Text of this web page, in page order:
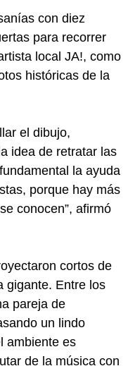
con diez
para recorrer
local JA!, como
históricas de la
el dibujo,
idea de retratar las
la ayuda
porque hay más
conocen”, afirmó
cortos de
gigante. Entre los
pareja de
un lindo
ambiente es
de la música con